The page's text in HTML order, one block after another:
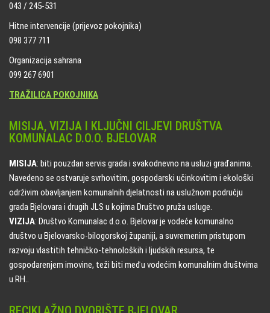
043 / 245-531
Hitne intervencije (prijevoz pokojnika)
098 377 711
Organizacija sahrana
099 267 6901
TRAŽILICA POKOJNIKA
MISIJA, VIZIJA I KLJUČNI CILJEVI DRUŠTVA
KOMUNALAC D.O.O. BJELOVAR
MISIJA: biti pouzdan servis grada i svakodnevno na usluzi građanima.
Navedeno se ostvaruje svrhovitim, gospodarski učinkovitim i ekološki
održivim obavljanjem komunalnih djelatnosti na uslužnom području
grada Bjelovara i drugih JLS u kojima Društvo pruža usluge.
VIZIJA: Društvo Komunalac d.o.o. Bjelovar je vodeće komunalno
društvo u Bjelovarsko-bilogorskoj županiji, a suvremenim pristupom
razvoju vlastitih tehničko-tehnoloških i ljudskih resursa, te
gospodarenjem imovine, teži biti među vodećim komunalnim društvima
u RH..